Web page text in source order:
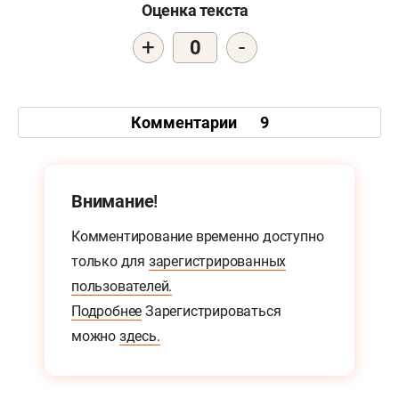
Оценка текста
+ 0 -
Комментарии 9
Внимание!
Комментирование временно доступно
только для зарегистрированных
пользователей.
Подробнее Зарегистрироваться
можно здесь.